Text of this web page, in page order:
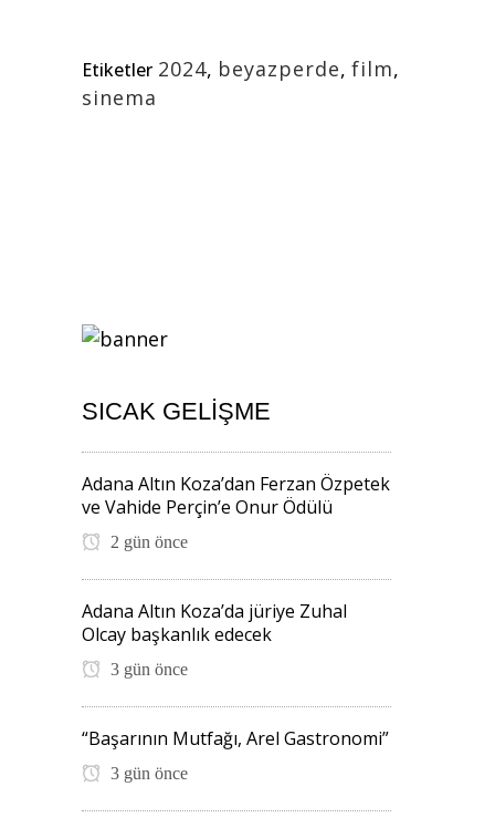
Etiketler 2024, beyazperde, film,
sinema
SICAK GELIŞME
Adana Altın Koza’dan Ferzan Özpetek
ve Vahide Perçin’e Onur Ödülü
2 gün önce
Adana Altın Koza’da jüriye Zuhal
Olcay başkanlık edecek
3 gün önce
“Başarının Mutfağı, Arel Gastronomi”
3 gün önce